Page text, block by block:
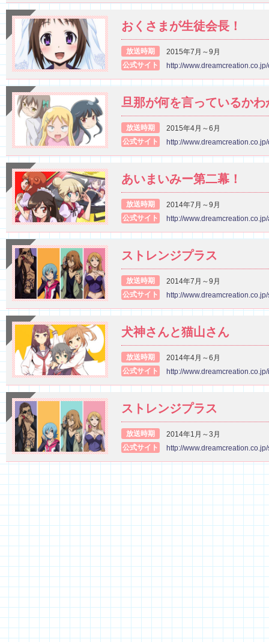
おくさまが生徒会長！
放送時期
2015年7月～9月
公式サイト
http://
旦那が何を言っているか
放送時期
2015年4月～6月
公式サイト
http://
あいまいみー第二幕！
放送時期
2014年7月～9月
公式サイト
http://
ストレンジプラス
放送時期
2014年7月～9月
公式サイト
http://
犬神さんと猫山さん
放送時期
2014年4月～6月
公式サイト
http://
ストレンジプラス
放送時期
2014年1月～3月
公式サイト
http://